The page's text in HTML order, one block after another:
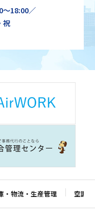
～18:00／
祝
・物流・生産管理 空調